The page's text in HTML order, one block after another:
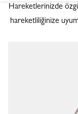
Hareketlerinizde
hareketliliğinize